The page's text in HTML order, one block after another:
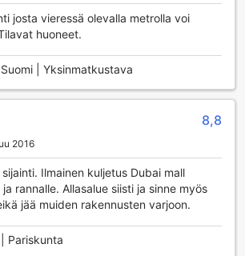
täydellinen yhdistelmä
joka tekee vierailustasi
City Premiere Hotel Apartments -
Apartments - Dubai tarjoaa vierailleen
Hotellin sisäuima-allas on
rentoutua ja virkistyä, olipa ulkona
sää. Uima-altaan rauhallinen ympäristö
rauhallisista uintihetkistä, ja se
aloittaa päiväsi energisesti tai
jälkeen.
varustettu moderneilla laitteilla, jotka
josta vieressä olevalla metrolla voi
huoneet.
Suomi | Yksinmatkustava
8,8
2016
Ilmainen kuljetus Dubai mall
rannalle. Allasalue siisti ja sinne myös
jää muiden rakennusten varjoon.
Pariskunta